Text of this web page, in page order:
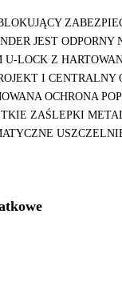
JEST
U-LOCK Z
I
OCHRONA
ZAŚLEPKI